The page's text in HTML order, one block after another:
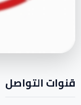
قنوات التواصل